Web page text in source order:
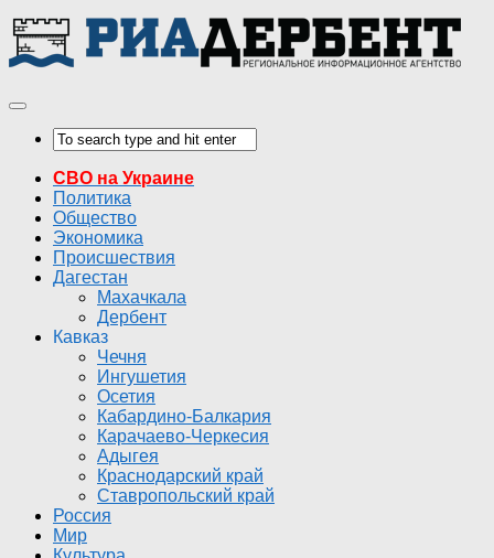
СВО на Украине
Политика
Общество
Экономика
Происшествия
Дагестан
Махачкала
Дербент
Кавказ
Чечня
Ингушетия
Осетия
Кабардино-Балкария
Карачаево-Черкесия
Адыгея
Краснодарский край
Ставропольский край
Россия
Мир